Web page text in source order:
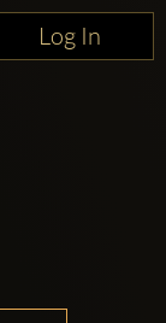
Log In